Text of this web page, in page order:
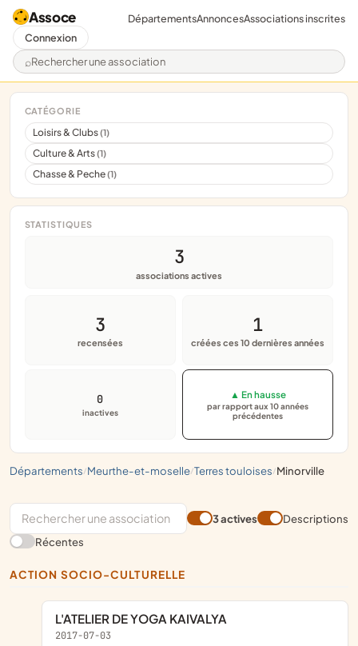
Assoce
Rechercher une association
DépartementsAnnoncesAssociations inscrites
Connexion
départements/ meurthe-et-moselle/ terres touloises/ minorville
CATÉGORIE
Loisirs & Clubs(1)
Culture & Arts(1)
Chasse & Peche(1)
STATISTIQUES
3
associations actives
3
recensées
1
créées ces 10 dernières années
0
inactives
▲ En hausse
par rapport aux 10 années
précédentes
3 actives
Descriptions
Récentes
ACTION SOCIO-CULTURELLE
L'ATELIER DE YOGA KAIVALYA
2017-07-03